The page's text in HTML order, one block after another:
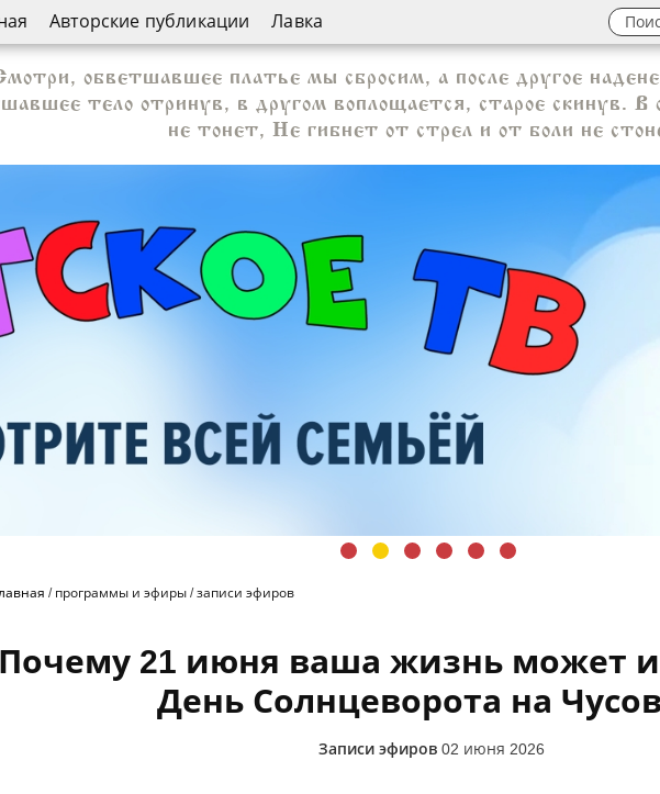
Авторские публикации Лавка
обветшавшее платье мы сбросим, а после другое
тело отринув, в другом воплощается, старое скинув. В
не тонет, Не гибнет от стрел и от боли не
/ программы и эфиры /записи эфиров
Почему 21 июня ваша жизнь может
День Солнцеворота на
Записи эфиров 02 июня 2026